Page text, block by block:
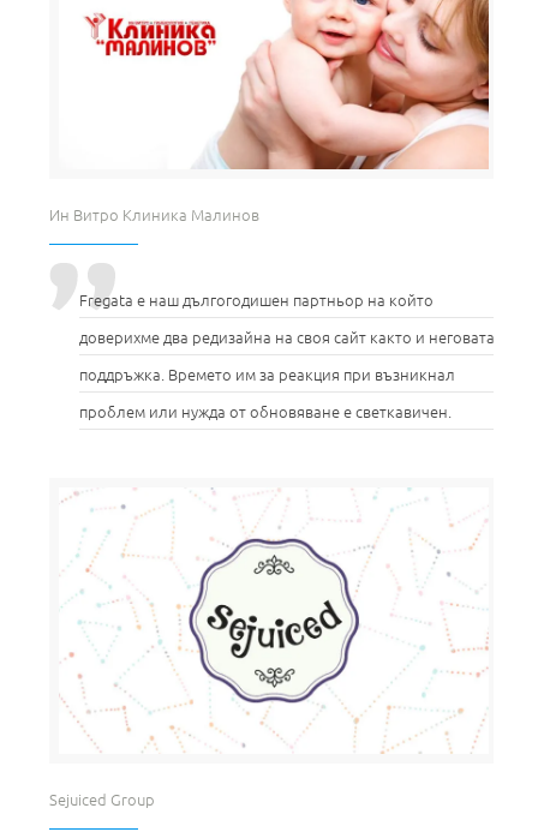
Ин Витро Клиника Малинов
Fregata е наш дългогодишен партньор на който
доверихме два редизайна на своя сайт както и неговата
поддръжка. Времето им за реакция при възникнал
проблем или нужда от обновяване е светкавичен.
Sejuiced Group